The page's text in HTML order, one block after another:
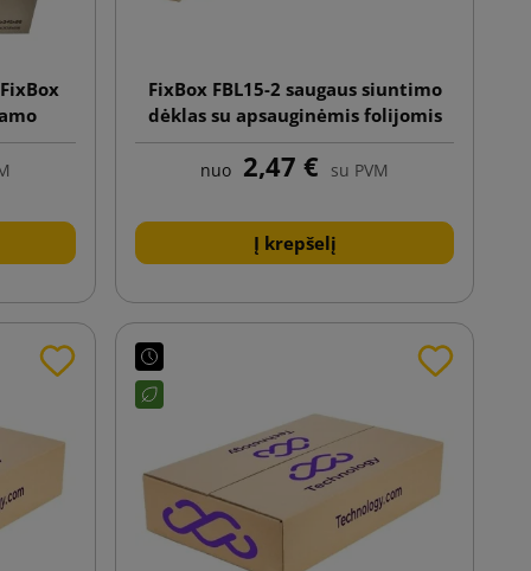
FixBox FBL15-2 saugaus siuntimo
dėklas su apsauginėmis folijomis
15 colių nešiojamam kompiuteriui
nuo 2,47 € su PVM
Į krepšelį